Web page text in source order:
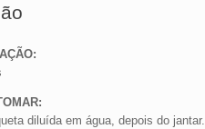
diluída em água, depois do jantar.